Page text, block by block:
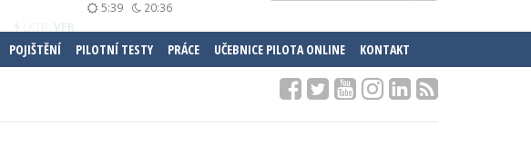
5:39
20:36
POJIŠTĚNÍ PILOTNÍ TESTY PRÁCE UČEBNICE PILOTA ONLINE KONTAKT